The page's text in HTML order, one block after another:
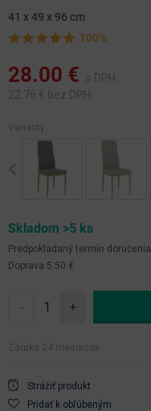
41 x 49 x 96 cm
100%
28.00 €
s DPH
22.76 € bez DPH
Varianty:
Skladom >5 ks
Predpokladaný termín doručenia
Doprava 5.50 €
- +
Záruka 24 mesiacov
Strážiť produkt
Pridať k obľúbeným